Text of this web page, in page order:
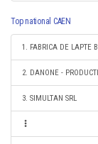
Top national CAEN
1. FABRICA DE LAPTE
2. DANONE -
3. SIMULTAN SRL